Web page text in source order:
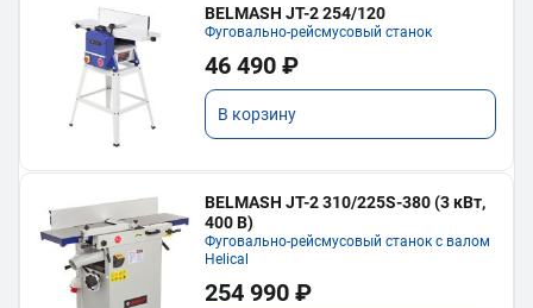
BELMASH JT-2 254/120
Фуговально-рейсмусовый станок
46 490 ₽
В корзину
BELMASH JT-2 310/225S-380 (3 кВт,
400 В)
Фуговально-рейсмусовый станок с валом
Helical
254 990 ₽